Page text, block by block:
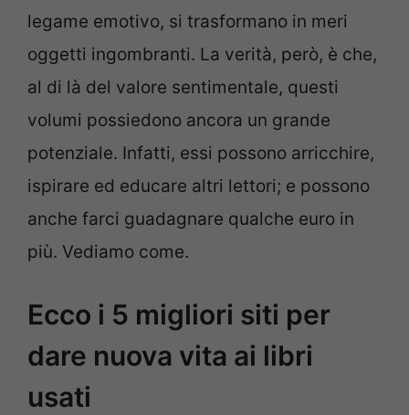
legame emotivo, si trasformano in meri
oggetti ingombranti. La verità, però, è che,
al di là del valore sentimentale, questi
volumi possiedono ancora un grande
potenziale. Infatti, essi possono arricchire,
ispirare ed educare altri lettori; e possono
anche farci guadagnare qualche euro in
più. Vediamo come.
Ecco i 5 migliori siti per
dare nuova vita ai libri
usati